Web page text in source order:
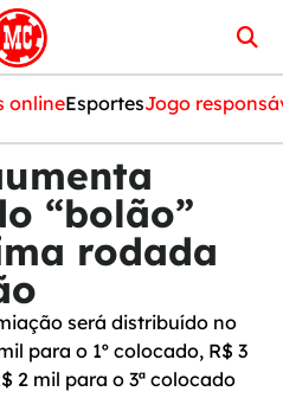
onlineEsportesJogo
“bolão”
rodada
será distribuído no
para o 1º colocado, R$ 3
2 mil para o 3ª colocado